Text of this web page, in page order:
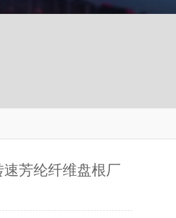
芳纶纤维盘根厂